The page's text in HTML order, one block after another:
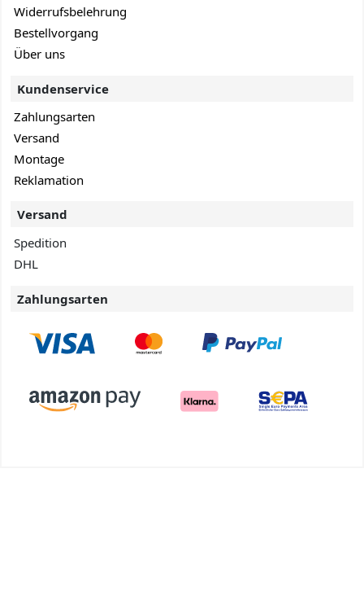
Widerrufsbelehrung
Bestellvorgang
Über uns
Kundenservice
Zahlungsarten
Versand
Montage
Reklamation
Versand
Spedition
DHL
Zahlungsarten